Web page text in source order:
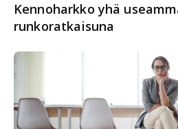
Kennoharkko yhä
runkoratkaisuna